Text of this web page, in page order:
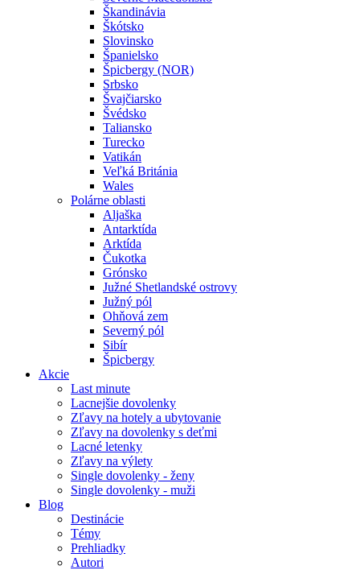
Škandinávia
Škótsko
Slovinsko
Španielsko
Špicbergy (NOR)
Srbsko
Švajčiarsko
Švédsko
Taliansko
Turecko
Vatikán
Veľká Británia
Wales
Polárne oblasti
Aljaška
Antarktída
Arktída
Čukotka
Grónsko
Južné Shetlandské ostrovy
Južný pól
Ohňová zem
Severný pól
Sibír
Špicbergy
Akcie
Last minute
Lacnejšie dovolenky
Zľavy na hotely a ubytovanie
Zľavy na dovolenky s deťmi
Lacné letenky
Zľavy na výlety
Single dovolenky - ženy
Single dovolenky - muži
Blog
Destinácie
Témy
Prehliadky
Autori